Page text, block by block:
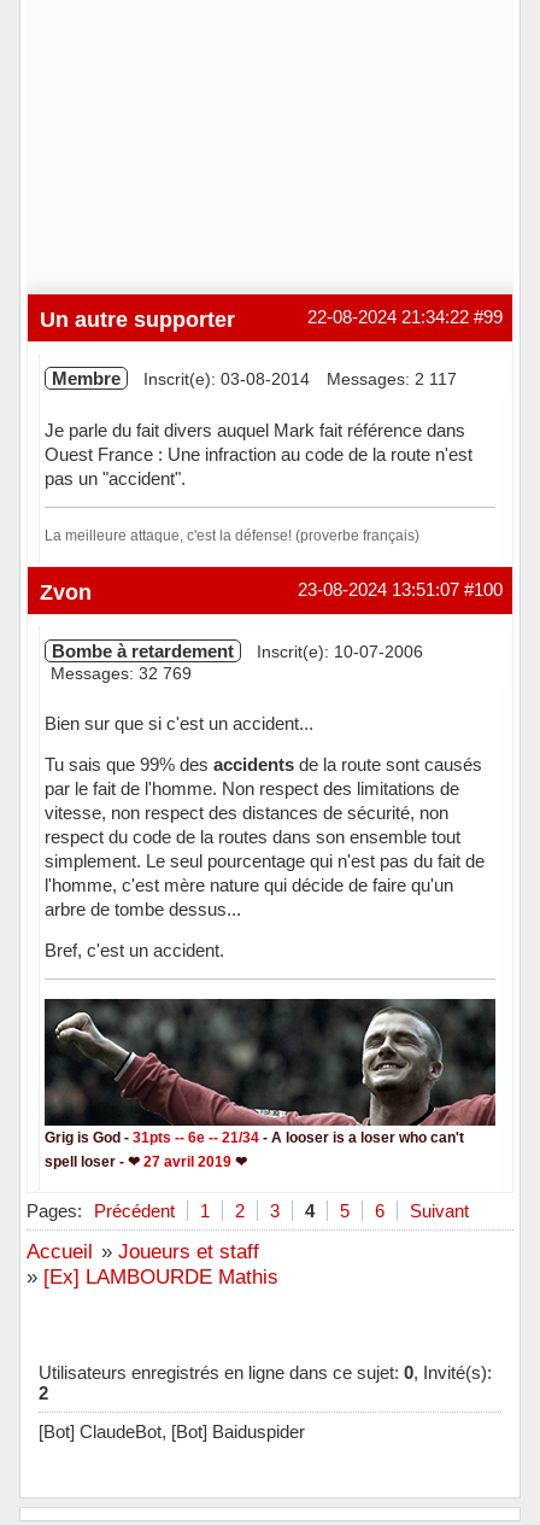
#99
22-08-2024 21:34:22
Un autre supporter
Membre Inscrit(e): 03-08-2014 Messages: 2 117
Je parle du fait divers auquel Mark fait référence dans
Ouest France : Une infraction au code de la route n'est
pas un "accident".
La meilleure attaque, c'est la défense! (proverbe français)
Hors ligne #100
23-08-2024 13:51:07
Zvon
Bombe à retardement
Inscrit(e): 10-07-2006
Messages: 32 769
Bien sur que si c'est un accident...
Tu sais que 99% des accidentsde la route sont causés
par le fait de l'homme. Non respect des limitations de
vitesse, non respect des distances de sécurité, non
respect du code de la routes dans son ensemble tout
simplement. Le seul pourcentage qui n'est pas du fait de
l'homme, c'est mère nature qui décide de faire qu'un
arbre de tombe dessus...
Bref, c'est un accident.
Grig is God - 31pts -- 6e -- 21/34 - A looser is a loser who can't
spell loser - ❤ 27 avril 2019❤
Hors ligne
Pages: Précédent 1 2 3 4 5 6 Suivant
Accueil » Joueurs et staff
» [Ex] LAMBOURDE Mathis
Utilisateurs enregistrés en ligne dans ce sujet: 0, Invité(s):
2
[Bot] ClaudeBot, [Bot] Baiduspider